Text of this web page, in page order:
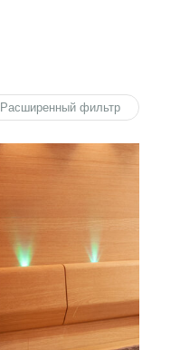
Расширенный фильтр